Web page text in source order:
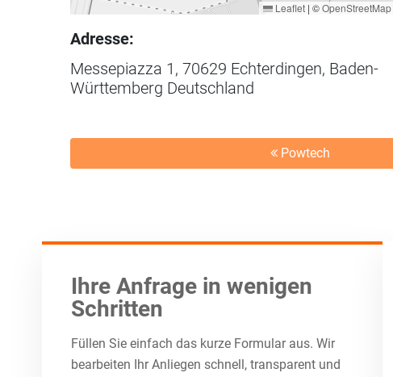
Leaflet | ©OpenStreetMap
Adresse:
Messepiazza 1, 70629 Echterdingen, Baden-
Württemberg Deutschland
Powtech
Ihre Anfrage in wenigen
Schritten
Füllen Sie einfach das kurze Formular aus. Wir
bearbeiten Ihr Anliegen schnell, transparent und